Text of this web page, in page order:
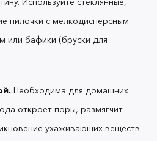
перчатки.
кремнесколько раз
на улицу, после улицы,
пилочки с мелкодисперсным
или бафики (бруски для
Необходима для домашних
откроет поры, размягчит
ухаживающих веществ.